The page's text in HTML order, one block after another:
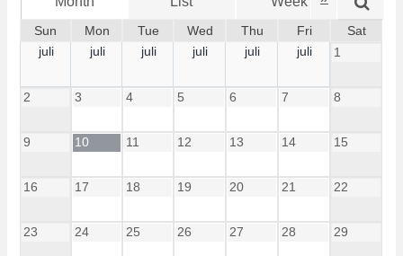
Sun Mon Tue Wed Thu Fri
Sat
juli
juli juli juli juli juli 1
2 3 4 5 6 7 8
9 10 11 12 13 14 15
16 17 18 19 20 21 22
23 24 25 26 27 28 29